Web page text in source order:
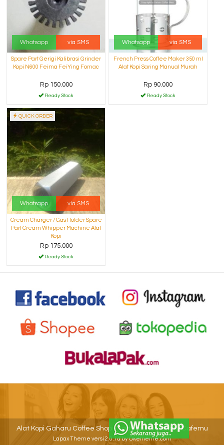
Whatsapp via SMS
Spare Part Gerigi Kalibrasi Grinder
Kopi N600 Feima FeiYing Fomac
Rp 150.000
Ready Stock
Whatsapp via SMS
French Press Coffee Maker 350 ml
Alat Kopi Saring Manual Murah
Rp 90.000
Ready Stock
QUICK ORDER
Whatsapp via SMS
Cream Charger / Gas Holder Spare
Part Cream Whipper Machine Alat
Kopi
Rp 175.000
Ready Stock
Alat Kopi Gaharu Coffee Shop - Jadikan Rumahmu Cafemu
Lapax Theme versi 2.0.1a by Oketheme.com